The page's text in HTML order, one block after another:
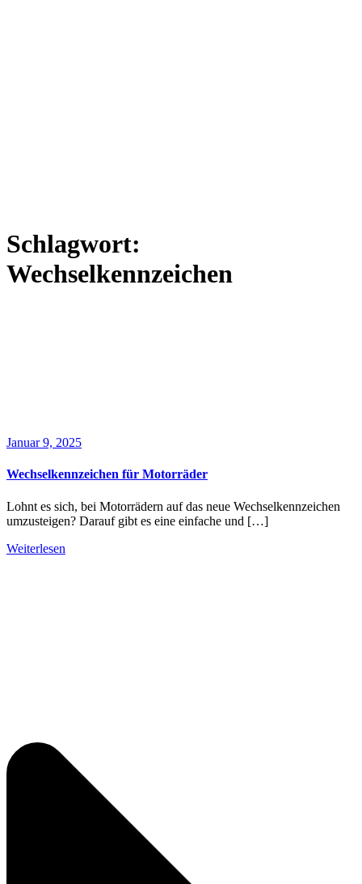
Schlagwort:
Wechselkennzeichen
Januar 9, 2025
Wechselkennzeichen für Motorräder
Lohnt es sich, bei Motorrädern auf das neue Wechselkennzeichen
umzusteigen? Darauf gibt es eine einfache und […]
Weiterlesen